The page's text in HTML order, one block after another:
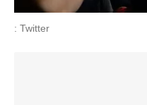
: Twitter